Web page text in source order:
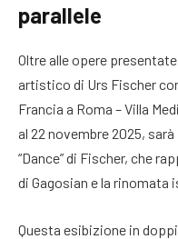
parallele
Oltre alle opere
artistico di Urs Fischer
Francia a Roma – Villa
al 22 novembre 2025,
“Dance” di Fischer, che
di Gagosian e la
Questa esibizione in